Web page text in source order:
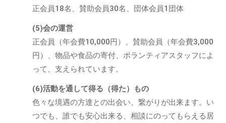
正会員18名、賛助会員30名、団体会員1団体
(5)会の運営
正会員（年会費10,000円）、賛助会員（年会費3,000
円）、物品や食品の寄付、ボランティアスタッフによ
って、支えられています。
(6)活動を通して得る（得た）もの
色々な境遇の方達との出会い、繋がりが出来ます。い
つでも、誰でも安心出来る、相談にのってもらえる居